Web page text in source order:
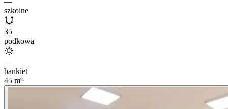
szkolne
35
podkowa
—
bankiet
45 m²